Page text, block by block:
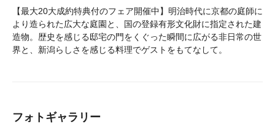
【最大20大成約特典付のフェア開催中】明治時代に京都の庭師に
より造られた広大な庭園と、国の登録有形文化財に指定された建
造物。歴史を感じる邸宅の門をくぐった瞬間に広がる非日常の世
界と、新潟らしさを感じる料理でゲストをもてなして。
フォトギャラリー